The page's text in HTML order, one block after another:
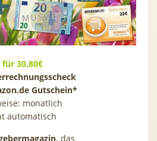
für 30,80€
Gutschein*
monatlich
automatisch
das